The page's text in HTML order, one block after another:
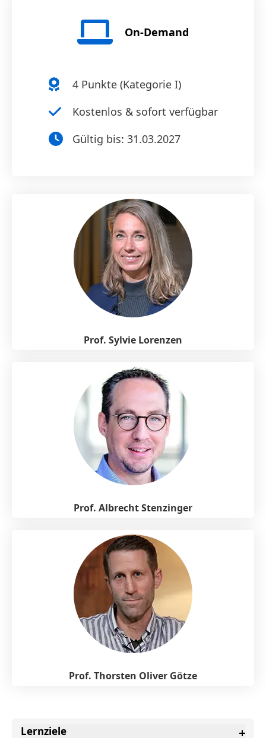
On-Demand
4Punkte (Kategorie I)
Kostenlos & sofort verfügbar
Gültig bis: 31.03.2027
Prof. Sylvie Lorenzen
Prof. Albrecht Stenzinger
Prof. Thorsten Oliver Götze
Lernziele